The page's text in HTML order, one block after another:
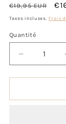
Prix
habituel
€19,95 EUR
Taxes incluses. Frais
Quantité
Quantité
Réduire
la
quantité
Pop!